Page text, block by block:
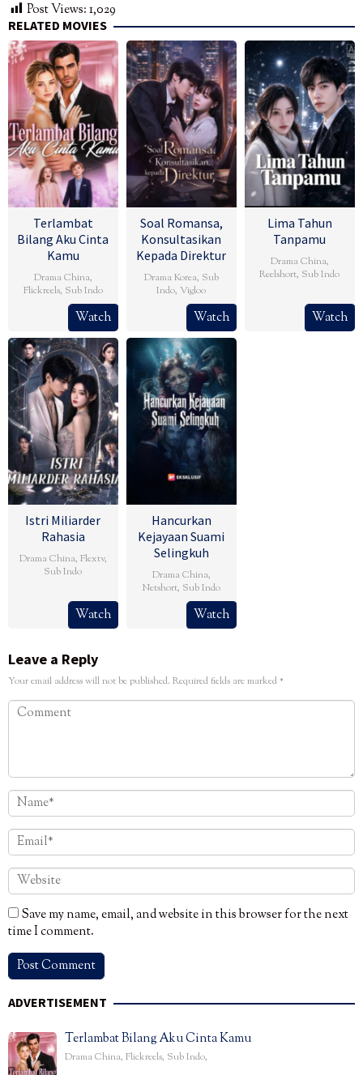
Post Views:1,029
RELATED MOVIES
Terlambat
Bilang Aku Cinta
Kamu
Drama China,
Flickreels, Sub Indo
Watch
Soal Romansa,
Konsultasikan
Kepada Direktur
Drama Korea, Sub
Indo,Vigloo
Watch
Lima Tahun
Tanpamu
Drama China,
Reelshort, Sub Indo
Watch
Istri Miliarder
Rahasia
Drama China, Flextv,
Sub Indo
Watch
Hancurkan
Kejayaan Suami
Selingkuh
Drama China,
Netshort, Sub Indo
Watch
Leave a Reply
Your email address will not be published. Required fields are marked*
Save my name, email, and website in this browser for the next
time I comment.
ADVERTISEMENT
Terlambat Bilang Aku Cinta Kamu
Drama China, Flickreels, Sub Indo,